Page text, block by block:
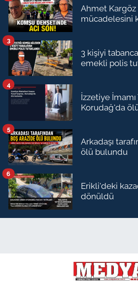
Ahmet Kargöz
mücadelesini
3 kişiyi
emekli polis
3
İzzetiye
Korudağ'da
4
Arkadaşı
ölü bulundu
5
Erikli'deki
dönüldü
6